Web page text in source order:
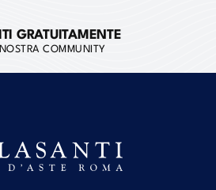
GRATUITAMENTE
COMMUNITY